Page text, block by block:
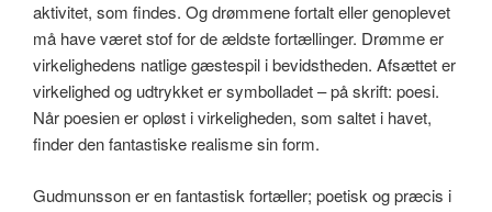
aktivitet, som findes. Og drømmene fortalt eller genoplevet
må have været stof for de ældste fortællinger. Drømme er
virkelighedens natlige gæstespil i bevidstheden. Afsættet er
virkelighed og udtrykket er symbolladet – på skrift: poesi.
Når poesien er opløst i virkeligheden, som saltet i havet,
finder den fantastiske realisme sin form.
Gudmunsson er en fantastisk fortæller; poetisk og præcis i